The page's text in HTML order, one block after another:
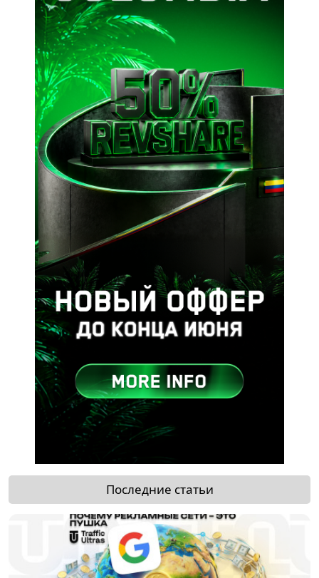
Последние статьи